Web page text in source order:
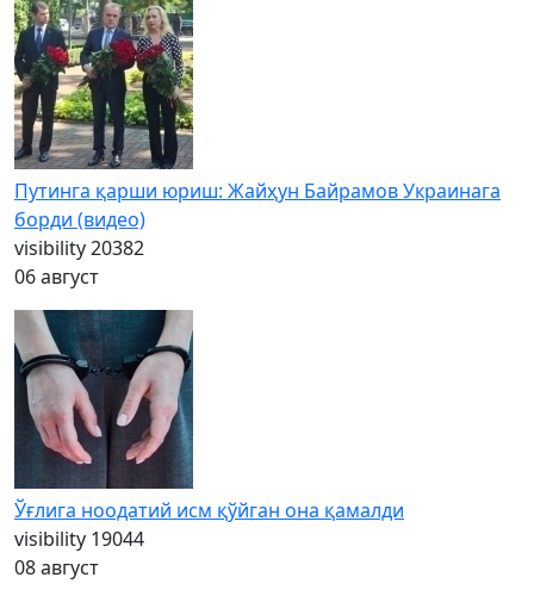
Путинга қарши юриш: Жайҳун Байрамов Украинага
борди (видео)
visibility20382
06 август
Ўғлига ноодатий исм қўйган она қамалди
visibility 19044
08 август